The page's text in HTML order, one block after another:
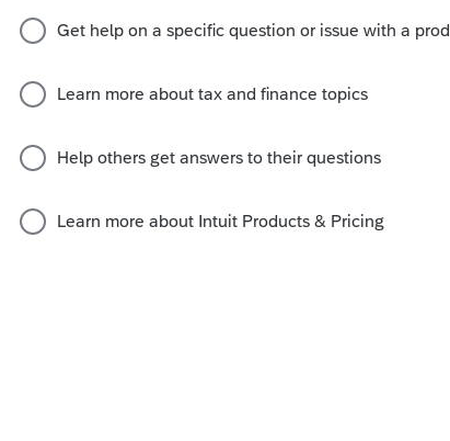
ago
dans la déclaration lorsque vous transmettez par